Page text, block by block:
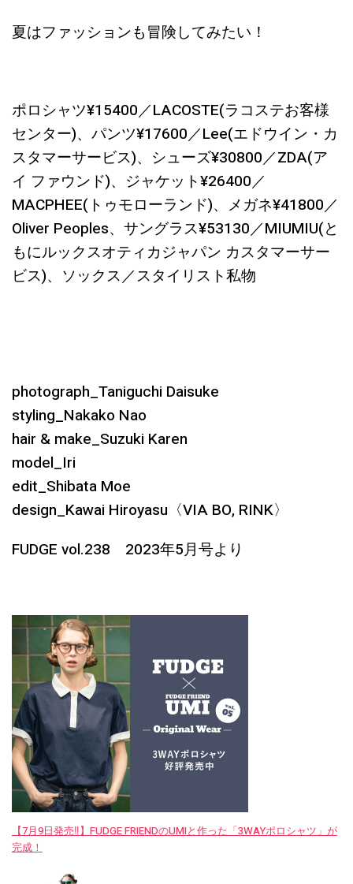
夏はファッションも冒険してみたい！
ポロシャツ¥15400／LACOSTE(ラコステお客様
センター)、パンツ¥17600／Lee(エドウイン・カ
スタマーサービス)、シューズ¥30800／ZDA(ア
イ ファウンド)、ジャケット¥26400／
MACPHEE(トゥモローランド)、メガネ¥41800／
Oliver Peoples、サングラス¥53130／MIUMIU(と
もにルックスオティカジャパン カスタマーサー
ビス)、ソックス／スタイリスト私物
photograph_Taniguchi Daisuke
styling_Nakako Nao
hair & make_Suzuki Karen
model_Iri
edit_Shibata Moe
design_Kawai Hiroyasu〈VIA BO, RINK〉
FUDGE vol.238 2023年5月号より
【7月9日発売‼︎】FUDGE FRIENDのUMIと作った「3WAYポロシャツ」が
完成！